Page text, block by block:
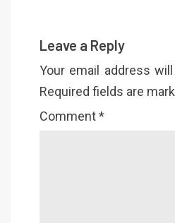
Leave a Reply
Your email address
Required fields are
Comment*